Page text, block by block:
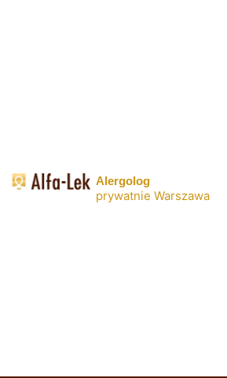
Alergolog
prywatnie Warszawa